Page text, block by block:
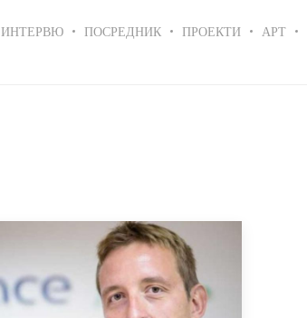
ИНТЕРВЮ ПОСРЕДНИК ПРОЕКТИ АРТ